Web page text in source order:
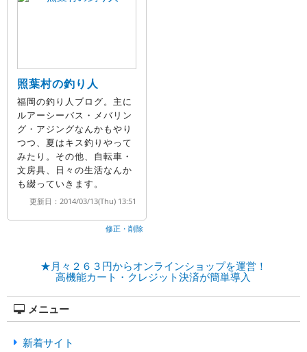
照葉村の釣り人
福岡の釣り人ブログ。主に
ルアーシーバス・メバリン
グ・アジングなんかもやり
つつ、夏はキス釣りやって
みたり。その他、自転車・
文房具、日々の生活なんか
も綴っていきます。
更新日：2014/03/13(Thu) 13:51
修正・削除
★月々２６３円からオンラインショップを運営！
高機能カート・クレジット決済が簡単導入
メニュー
新着サイト